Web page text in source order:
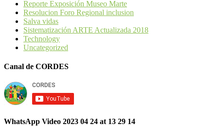
Reporte Exposición Museo Marte
Resolucion Foro Regional inclusion
Salva vidas
Sistematización ARTE Actualizada 2018
Technology
Uncategorized
Canal de CORDES
WhatsApp Video 2023 04 24 at 13 29 14